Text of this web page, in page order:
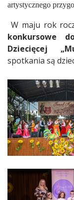
artystycznego
W maju rok
konkursowe
Dziecięcej
spotkania są